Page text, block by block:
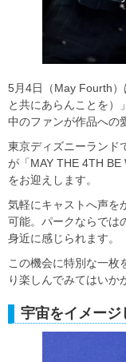
5月4日（May Fourth
と共にあらんことを）
中のファンが作品への
東京ディズニーランド
が「MAY THE 4TH BE
をお迎えします。
気軽にキャストへ声を
可能。パークならでは
身近に感じられます。
この機会に特別な一枚
り楽しんでみてはいか
宇宙をイメー